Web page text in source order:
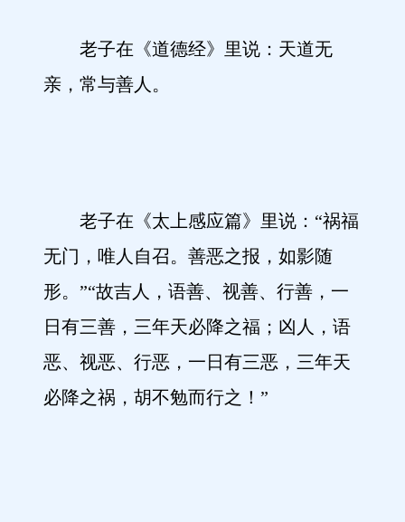
老子在《道德经》里说：天道无
亲，常与善人。
老子在《太上感应篇》里说：“祸福
无门，唯人自召。善恶之报，如影随
形。”“故吉人，语善、视善、行善，一
日有三善，三年天必降之福；凶人，语
恶、视恶、行恶，一日有三恶，三年天
必降之祸，胡不勉而行之！”